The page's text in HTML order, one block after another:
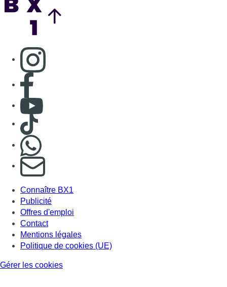
Consulter page Instagram
Consulter page Facebook
Consulter Youtube
Consulter TikTok
S'abonner à notre newsletter
Connaître BX1
Publicité
Offres d'emploi
Contact
Mentions légales
Politique de cookies (UE)
Gérer les cookies